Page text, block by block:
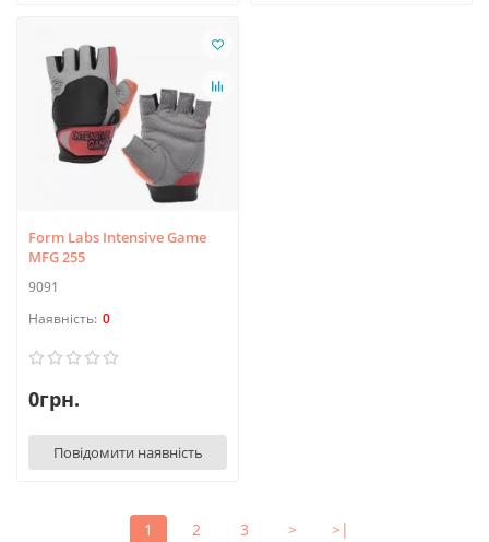
Form Labs Intensive Game
MFG 255
9091
0
0грн.
Повідомити наявність
1 2 3 > >|